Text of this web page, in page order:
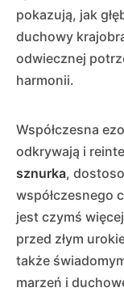
pokazują, jak
duchowy
odwiecznej
harmonii.
Współczesna
odkrywają i
sznurka,
współczesnego
jest czymś
przed złym
także
marzeń i